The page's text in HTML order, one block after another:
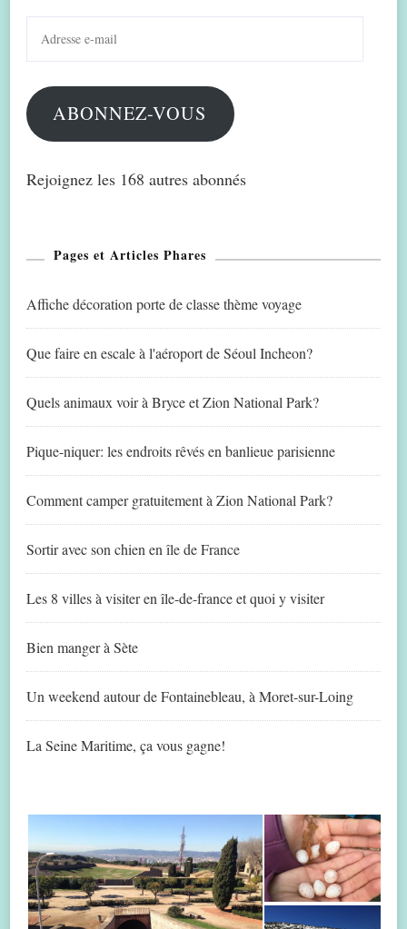
mail
ABONNEZ-VOUS
Rejoignez les 168 autres abonnés
Pages et Articles Phares
Affiche décoration porte de classe thème voyage
Que faire en escale à l'aéroport de Séoul Incheon?
Quels animaux voir à Bryce et Zion National Park?
Pique-niquer: les endroits rêvés en banlieue parisienne
Comment camper gratuitement à Zion National Park?
Sortir avec son chien en île de France
Les 8 villes à visiter en île-de-france et quoi y visiter
Bien manger à Sète
Un weekend autour de Fontainebleau, à Moret-sur-Loing
La Seine Maritime, ça vous gagne!